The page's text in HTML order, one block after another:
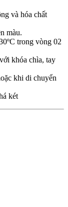
và hóa chất
màu.
trong vòng 02
khóa chìa, tay
khi di chuyển
két